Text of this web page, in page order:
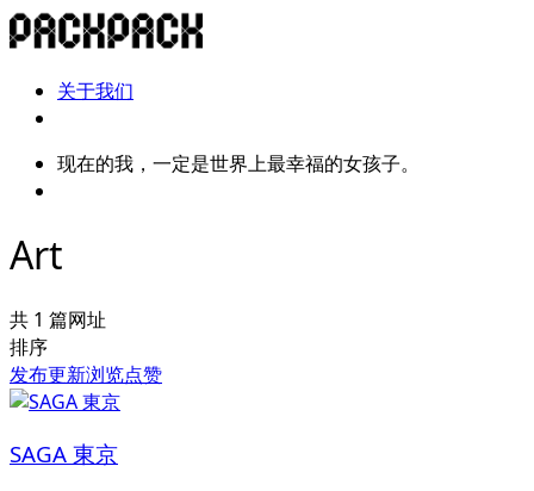
关于我们
现在的我，一定是世界上最幸福的女孩子。
Art
共 1 篇网址
排序
发布更新浏览点赞
SAGA 東京